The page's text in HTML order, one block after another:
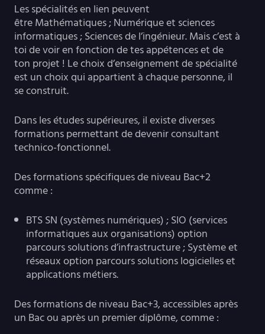
Les spécialités en lien peuvent
être Mathématiques ; Numérique et sciences
informatiques ; Sciences de l’ingénieur. Mais c’est à
toi de voir en fonction de tes appétences et de
ton projet ! Le choix d’enseignement de spécialité
est un choix qui appartient à chaque personne, il
se construit.
Dans les études supérieures, il existe diverses
formations permettant de devenir consultant
technico-fonctionnel.
Des formations spécifiques de niveau Bac+2
comme :
BTS SN (systèmes numériques) ; SIO (services
informatiques aux organisations) option
parcours solutions d’infrastructure ; Système et
réseaux option parcours solutions logicielles et
applications métiers.
Des formations de niveau Bac+3, accessibles après
un Bac ou après un premier diplôme, comme :